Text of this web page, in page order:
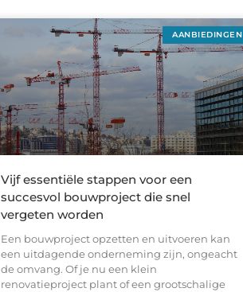
AANBIEDINGEN
Vijf essentiële stappen voor een
succesvol bouwproject die snel
vergeten worden
Een bouwproject opzetten en uitvoeren kan
een uitdagende onderneming zijn, ongeacht
de omvang. Of je nu een klein
renovatieproject plant of een grootschalige